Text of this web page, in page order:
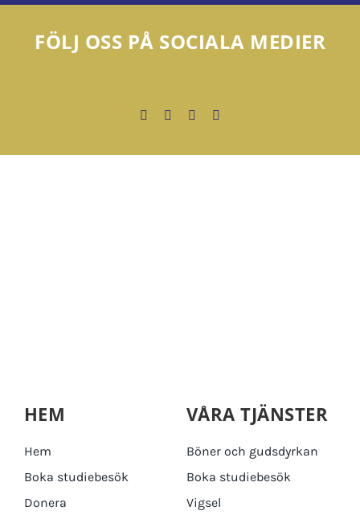
FÖLJ OSS PÅ SOCIALA MEDIER
HEM
Hem
Boka studiebesök
Donera
VÅRA TJÄNSTER
Böner och gudsdyrkan
Boka studiebesök
Vigsel